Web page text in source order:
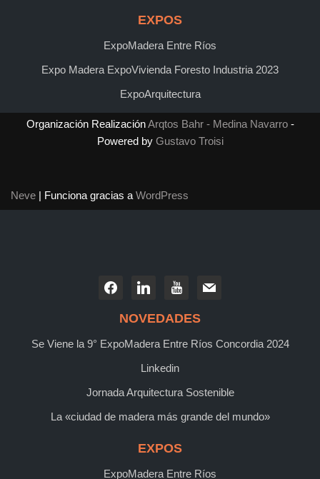
EXPOS
ExpoMadera Entre Ríos
Expo Madera ExpoVivienda Foresto Industria 2023
ExpoArquitectura
Organización RealizaciónArqtos Bahr - Medina Navarro-
Powered by Gustavo Troisi
Neve | Funciona gracias a WordPress
NOVEDADES
Se Viene la 9° ExpoMadera Entre Ríos Concordia 2024
Linkedin
Jornada Arquitectura Sostenible
La «ciudad de madera más grande del mundo»
EXPOS
ExpoMadera Entre Ríos